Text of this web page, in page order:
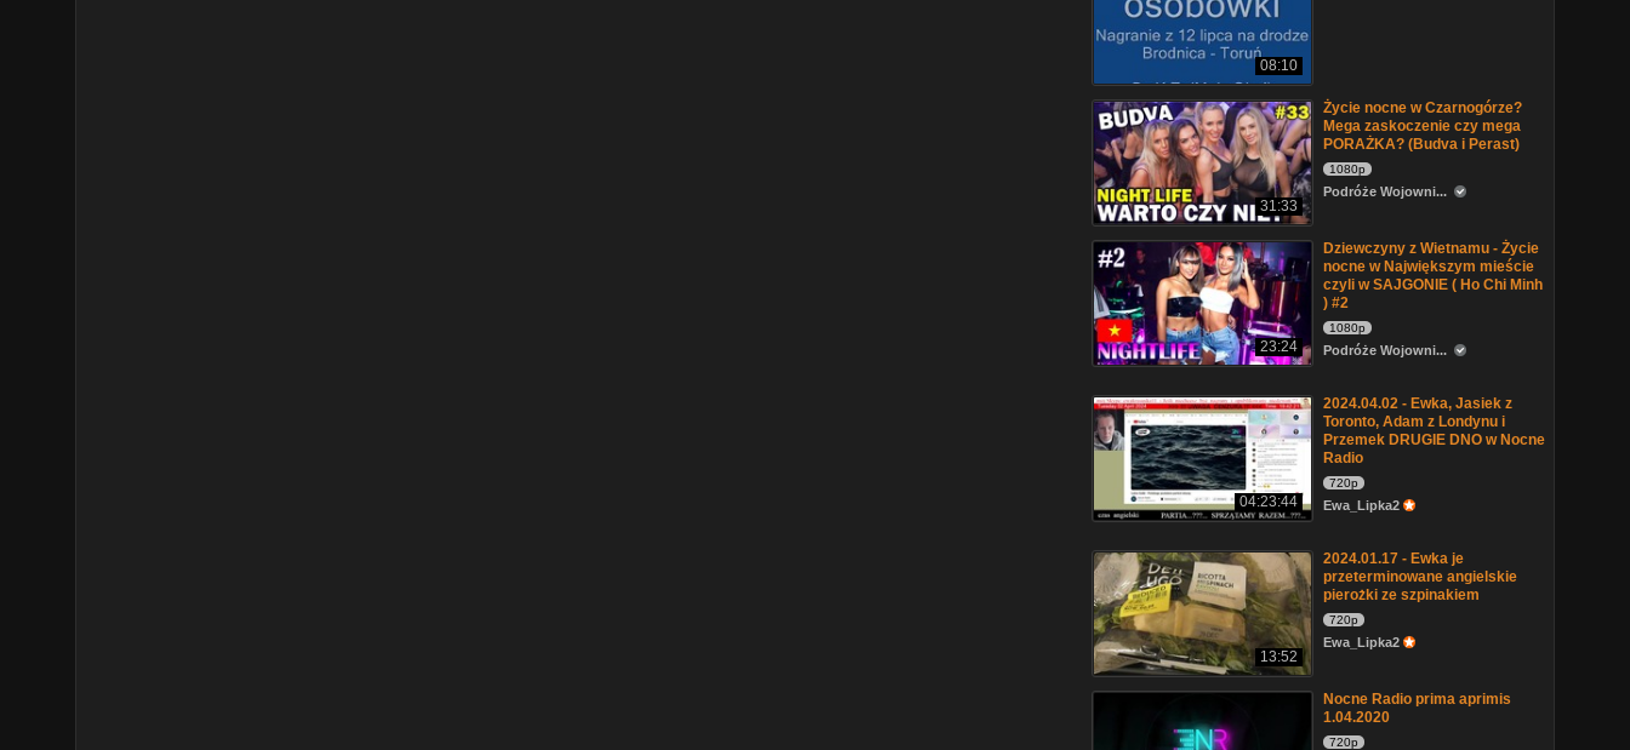
08:10
31:33
Życie nocne w Czarnogórze?
Mega zaskoczenie czy mega
PORAŻKA? (Budva i Perast)
1080p
Podróże Wojowni...
23:24
Dziewczyny z Wietnamu - Życie
nocne w Największym mieście
czyli w SAJGONIE ( Ho Chi Minh
) #2
1080p
Podróże Wojowni...
04:23:44
2024.04.02 - Ewka, Jasiek z
Toronto, Adam z Londynu i
Przemek DRUGIE DNO w Nocne
Radio
720p
Ewa_Lipka2
13:52
2024.01.17 - Ewka je
przeterminowane angielskie
pierożki ze szpinakiem
720p
Ewa_Lipka2
Nocne Radio prima aprimis
1.04.2020
720p